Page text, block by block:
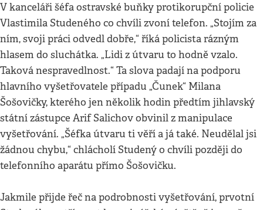
V kanceláři šéfa ostravské buňky protikorupční policie
Vlastimila Studeného co chvíli zvoní telefon. „Stojím za
ním, svoji práci odvedl dobře,“ říká policista rázným
hlasem do sluchátka. „Lidi z útvaru to hodně vzalo.
Taková nespravedlnost.“ Ta slova padají na podporu
hlavního vyšetřovatele případu „Čunek“ Milana
Šošovičky, kterého jen několik hodin předtím jihlavský
státní zástupce Arif Salichov obvinil z manipulace
vyšetřování. „Šéfka útvaru ti věří a já také. Neudělal jsi
žádnou chybu,“ chlácholí Studený o chvíli později do
telefonního aparátu přímo Šošovičku.
Jakmile přijde řeč na podrobnosti vyšetřování, prvotní